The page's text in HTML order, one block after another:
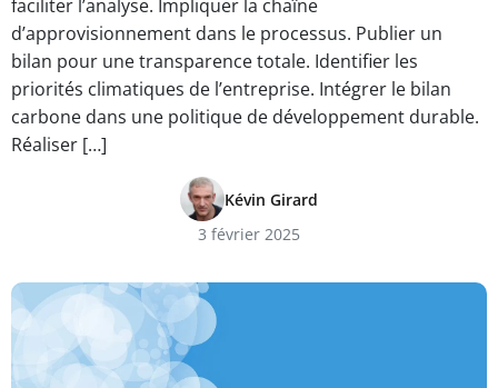
faciliter l’analyse. Impliquer la chaîne
d’approvisionnement dans le processus. Publier un
bilan pour une transparence totale. Identifier les
priorités climatiques de l’entreprise. Intégrer le bilan
carbone dans une politique de développement durable.
Réaliser […]
Kévin Girard
3 février 2025